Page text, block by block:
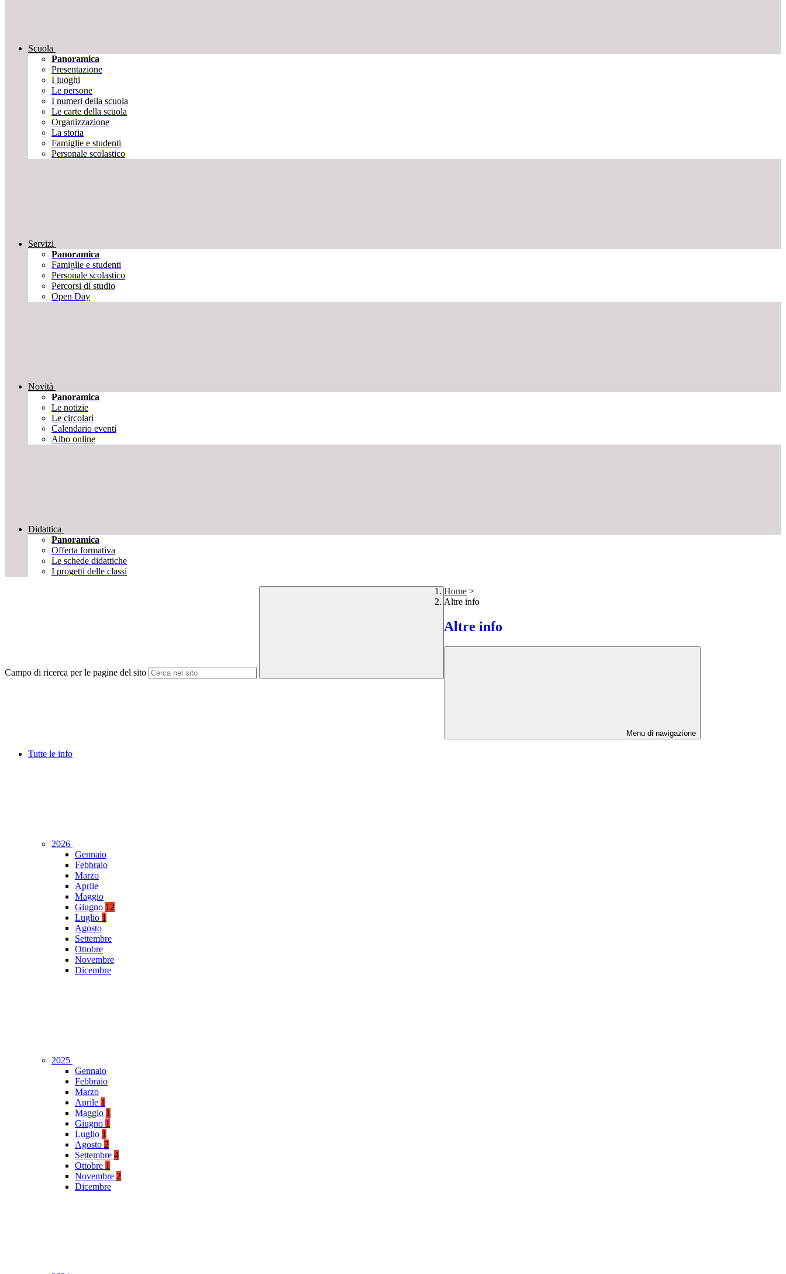
Scuola
Panoramica
Presentazione
I luoghi
Le persone
I numeri della scuola
Le carte della scuola
Organizzazione
La storia
Famiglie e studenti
Personale scolastico
Servizi
Panoramica
Famiglie e studenti
Personale scolastico
Percorsi di studio
Open Day
Novità
Panoramica
Le notizie
Le circolari
Calendario eventi
Albo online
Didattica
Panoramica
Offerta formativa
Le schede didattiche
I progetti delle classi
Campo di ricerca per le pagine del sito
Home >
Altre info
Altre info
Menu di navigazione
Tutte le info
2026
Gennaio
Febbraio
Marzo
Aprile
Maggio
Giugno 12
Luglio 1
Agosto
Settembre
Ottobre
Novembre
Dicembre
2025
Gennaio
Febbraio
Marzo
Aprile 1
Maggio 1
Giugno 1
Luglio 1
Agosto 2
Settembre 4
Ottobre 1
Novembre 2
Dicembre